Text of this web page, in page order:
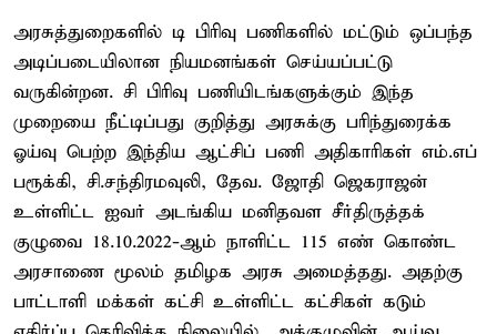
அரசுத்துறைகளில் டி பிரிவு பணிகளில் மட்டும் ஒப்பந்த
அடிப்படையிலான நியமனங்கள் செய்யப்பட்டு
வருகின்றன. சி பிரிவு பணியிடங்களுக்கும் இந்த
முறையை நீட்டிப்பது குறித்து அரசுக்கு பரிந்துரைக்க
ஓய்வு பெற்ற இந்திய ஆட்சிப் பணி அதிகாரிகள் எம்.எப்
பரூக்கி, சி.சந்திரமவுலி, தேவ. ஜோதி ஜெகராஜன்
உள்ளிட்ட ஐவர் அடங்கிய மனிதவள சீர்திருத்தக்
குழுவை 18.10.2022-ஆம் நாளிட்ட 115 எண் கொண்ட
அரசாணை மூலம் தமிழக அரசு அமைத்தது. அதற்கு
பாட்டாளி மக்கள் கட்சி உள்ளிட்ட கட்சிகள் கடும்